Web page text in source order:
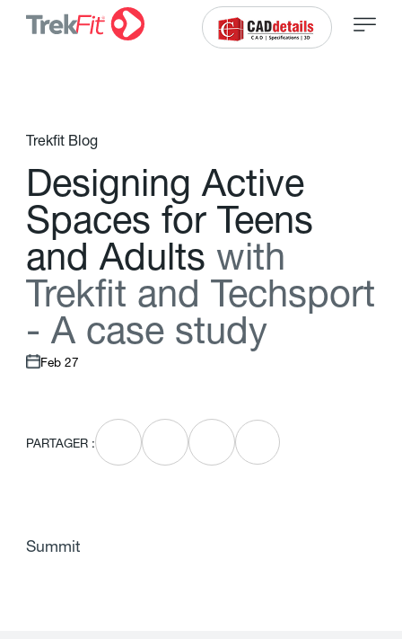
Trekfit Blog
Designing Active
Spaces for Teens
and Adults with
Trekft and Techsport
- A case study
Feb 27
PARTAGER :
Summit